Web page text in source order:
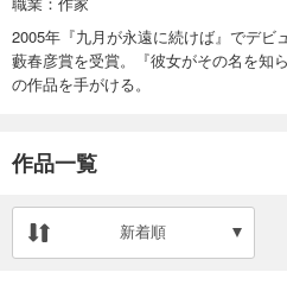
2005年『九月が永遠に続けば』でデビ
藪春彦賞を受賞。『彼女がその名を知
の作品を手がける。
作品一覧
新着順